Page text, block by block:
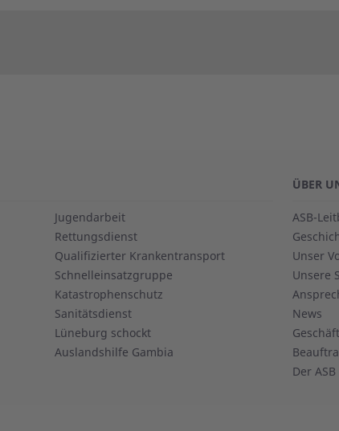
Jugendarbeit
Rettungsdienst
Qualifizierter Krankentransport
Schnelleinsatzgruppe
Katastrophenschutz
Sanitätsdienst
Lüneburg schockt
Auslandshilfe Gambia
ÜBER
ASB-
Unser
Unsere
News
Der